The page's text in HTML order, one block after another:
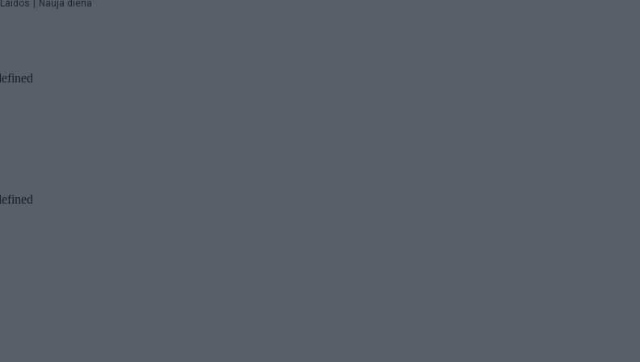
Laidos | Nauja diena